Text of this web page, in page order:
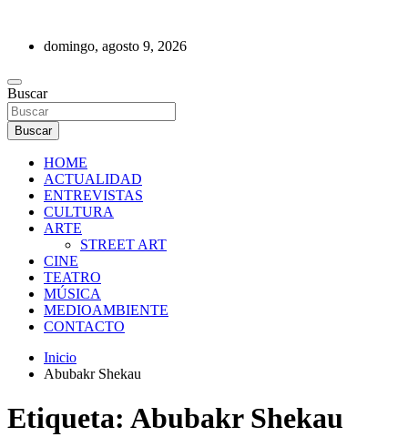
contenidodomingo, agosto 9, 2026
REVISTA DE PRENSA
Buscar
Buscar
HOME
ACTUALIDAD
ENTREVISTAS
CULTURA
ARTE
STREET ART
CINE
TEATRO
MÚSICA
MEDIOAMBIENTE
CONTACTO
Inicio
Abubakr Shekau
Etiqueta: Abubakr Shekau